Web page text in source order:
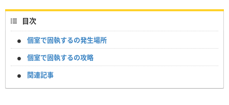
目次
個室で固執するの発生場所
個室で固執するの攻略
関連記事